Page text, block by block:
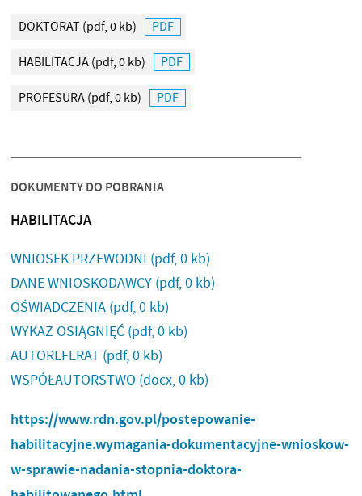
DOKTORAT (pdf, 0 kb)
HABILITACJA (pdf, 0 kb)
PROFESURA (pdf, 0 kb)
DOKUMENTY DO POBRANIA
HABILITACJA
WNIOSEK PRZEWODNI (pdf, 0 kb)
DANE WNIOSKODAWCY (pdf, 0 kb)
OŚWIADCZENIA (pdf, 0 kb)
WYKAZ OSIĄGNIĘĆ (pdf, 0 kb)
AUTOREFERAT (pdf, 0 kb)
WSPÓŁAUTORSTWO (docx, 0 kb)
https://www.rdn.gov.pl/postepowanie-
habilitacyjne.wymagania-dokumentacyjne-wnioskow-
w-sprawie-nadania-stopnia-doktora-